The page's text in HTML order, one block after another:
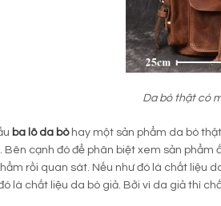
Da bò thật có
ba lô da bò hay một sản phẩm da bò
Bên cạnh đó để phân biệt xem sản
rồi quan sát. Nếu như đó là chất liệu
là chất liệu da bò giả. Bởi vì da giả thì